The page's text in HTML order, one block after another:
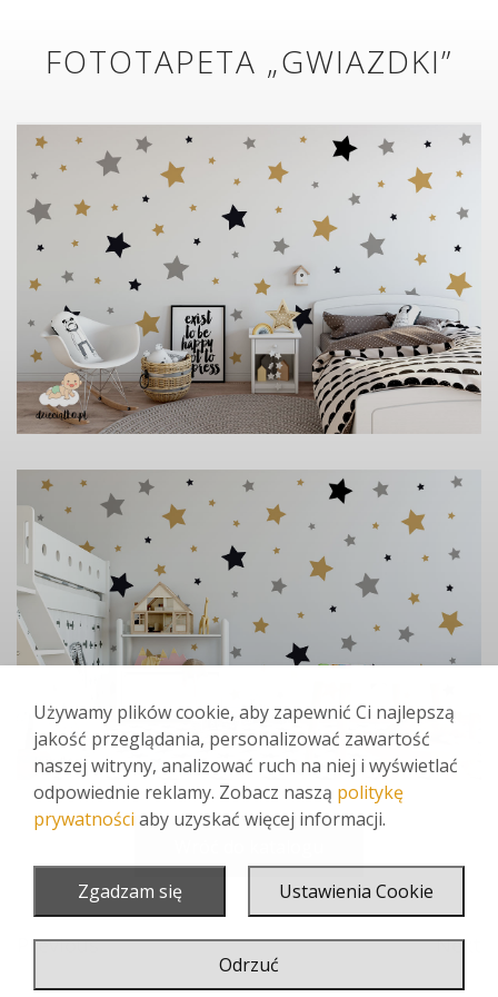
FOTOTAPETA „GWIAZDKI”
Previous Next
Używamy plików cookie, aby zapewnić Ci najlepszą
jakość przeglądania, personalizować zawartość
naszej witryny, analizować ruch na niej i wyświetlać
odpowiednie reklamy. Zobacz naszą politykę
prywatności aby uzyskać więcej informacji.
Zgadzam się Ustawienia Cookie
Odrzuć